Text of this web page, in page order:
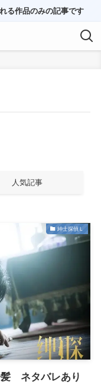
る作品のみの記事です
人気記事
紳士探偵Ｌ
髪 ネタバレあり